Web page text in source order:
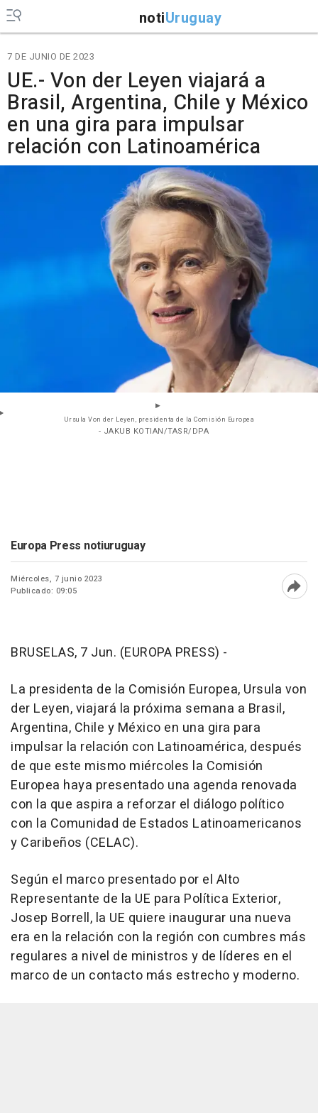
notiUruguay
7 DE JUNIO DE 2023
UE.- Von der Leyen viajará a
Brasil, Argentina, Chile y México
en una gira para impulsar
relación con Latinoamérica
Ursula Von der Leyen, presidenta de la Comisión Europea
- JAKUB KOTIAN/TASR/DPA
Europa Press notiuruguay
Miércoles, 7 junio 2023
Publicado: 09:05
BRUSELAS, 7 Jun. (EUROPA PRESS) -
La presidenta de la Comisión Europea, Ursula von
der Leyen, viajará la próxima semana a Brasil,
Argentina, Chile y México en una gira para
impulsar la relación con Latinoamérica, después
de que este mismo miércoles la Comisión
Europea haya presentado una agenda renovada
con la que aspira a reforzar el diálogo político
con la Comunidad de Estados Latinoamericanos
y Caribeños (CELAC).
Según el marco presentado por el Alto
Representante de la UE para Política Exterior,
Josep Borrell, la UE quiere inaugurar una nueva
era en la relación con la región con cumbres más
regulares a nivel de ministros y de líderes en el
marco de un contacto más estrecho y moderno.